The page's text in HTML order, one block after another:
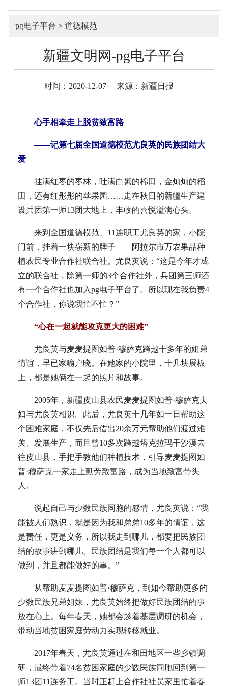
pg电子平台 >道德模范
新疆文明网-pg电子平台
时间：2020-12-07 来源：新疆日报
心手相牵走上脱贫致富路
——记第七届全国道德模范尤良英的民族团结大
爱
挂满红枣的枣林，吐满白絮的棉田，金灿灿的稻
田，还有红彤彤的苹果园……走在秋日的新疆生产建
设兵团第一师13团大地上，丰收的喜悦溢满心头。
来到全国道德模范、11连职工尤良英的家，小院
门前，挂着一块崭新的牌子——阿拉尔市万农果品种
植农民专业合作社联合社。尤良英说：“这是今年才成
立的联合社，除第一师的3个合作社外，兵团第三师还
有一个合作社也加入pg电子平台了。所以现在我负责4
个合作社，你说我忙不忙？”
“心在一起就能攻克更大的困难”
尤良英与麦麦提图如普·穆萨克跨越十多年的姐弟
情谊，早已家喻户晓。在她家的小院里，十几块展板
上，都是她俩在一起的照片和故事。
2005年，新疆皮山县农民麦麦提图如普·穆萨克夫
妇与尤良英相识。此后，尤良英十几年如一日帮助这
个困难家庭，不仅先后借出20余万元帮助他们渡过难
关、发展生产，而且曾10多次跨越塔克拉玛干沙漠去
往皮山县，手把手教他们种植技术，引导麦麦提图如
普·穆萨克一家走上勤劳致富路，成为当地致富带头
人。
说起自己与少数民族同胞的感情，尤良英说：“我
能被人们熟识，就是因为我和弟弟10多年的情谊，这
是责任，更是义务，所以我走到哪儿，都要把民族团
结的故事讲到哪儿。民族团结是我们每一个人都可以
做到，并且都能做好的事。”
从帮助麦麦提图如普·穆萨克，到如今帮助更多的
少数民族兄弟姐妹，尤良英始终把做好民族团结的事
放在心上。每年春天，她都会趁着基层调研的机会，
带动当地贫困家庭劳动力实现转移就业。
2017年春天，尤良英通过在和田地区一些乡镇调
研，最终带着74名贫困家庭的少数民族同胞回到第一
师13团11连务工。当时正赶上合作社社员家里忙着春